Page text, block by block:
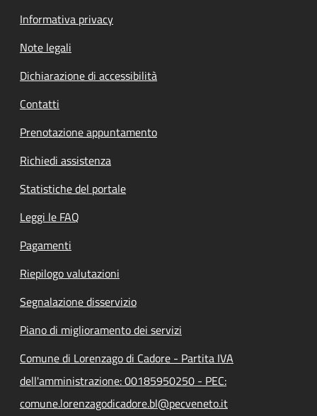
Informativa privacy
Note legali
Dichiarazione di accessibilità
Contatti
Prenotazione appuntamento
Richiedi assistenza
Statistiche del portale
Leggi le FAQ
Pagamenti
Riepilogo valutazioni
Segnalazione disservizio
Piano di miglioramento dei servizi
Comune di Lorenzago di Cadore - Partita IVA
dell'amministrazione: 00185950250 - PEC:
comune.lorenzagodicadore.bl@pecveneto.it